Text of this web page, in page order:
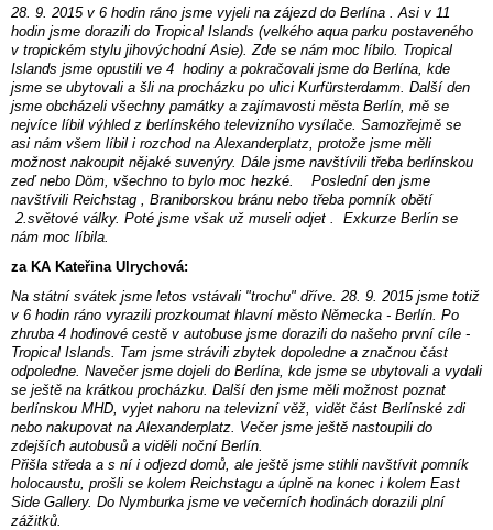
28. 9. 2015 v 6 hodin ráno jsme vyjeli na zájezd do Berlína . Asi v 11
hodin jsme dorazili do Tropical Islands (velkého aqua parku postaveného
v tropickém stylu jihovýchodní Asie). Zde se nám moc líbilo. Tropical
Islands jsme opustili ve 4 hodiny a pokračovali jsme do Berlína, kde
jsme se ubytovali a šli na procházku po ulici Kurfürsterdamm. Další den
jsme obcházeli všechny památky a zajímavosti města Berlín, mě se
nejvíce líbil výhled z berlínského televizního vysílače. Samozřejmě se
asi nám všem líbil i rozchod na Alexanderplatz, protože jsme měli
možnost nakoupit nějaké suvenýry. Dále jsme navštívili třeba berlínskou
zeď nebo Döm, všechno to bylo moc hezké. Poslední den jsme
navštívili Reichstag , Braniborskou bránu nebo třeba pomník obětí
2.světové války. Poté jsme však už museli odjet . Exkurze Berlín se
nám moc líbila.
za KA Kateřina Ulrychová:
Na státní svátek jsme letos vstávali "trochu" dříve. 28. 9. 2015 jsme totiž
v 6 hodin ráno vyrazili prozkoumat hlavní město Německa - Berlín. Po
zhruba 4 hodinové cestě v autobuse jsme dorazili do našeho první cíle -
Tropical Islands. Tam jsme strávili zbytek dopoledne a značnou část
odpoledne. Navečer jsme dojeli do Berlína, kde jsme se ubytovali a vydali
se ještě na krátkou procházku. Další den jsme měli možnost poznat
berlínskou MHD, vyjet nahoru na televizní věž, vidět část Berlínské zdi
nebo nakupovat na Alexanderplatz. Večer jsme ještě nastoupili do
zdejších autobusů a viděli noční Berlín.
Přišla středa a s ní i odjezd domů, ale ještě jsme stihli navštívit pomník
holocaustu, prošli se kolem Reichstagu a úplně na konec i kolem East
Side Gallery. Do Nymburka jsme ve večerních hodinách dorazili plní
zážitků.